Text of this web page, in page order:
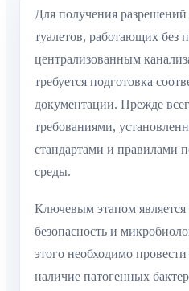
Для получения
туалетов, работающих без
централизованным
требуется подготовка
документации. Прежде
требованиями,
стандартами и правилами
среды.
Ключевым этапом является
безопасность и
этого необходимо
наличие патогенных